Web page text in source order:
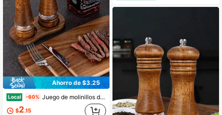
Ahorro de $3.25
Local -60% Juego de molinillos de sal y pimienta de madera - Mecanismo de molienda de cerámica ajustable con ventana de acrílico - Molinillos de especias manuales recargables para cocina, barbacoa & camping (Idea de regalo)
$2.15